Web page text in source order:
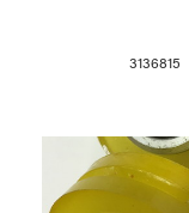
3136815